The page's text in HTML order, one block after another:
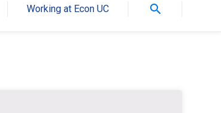
Working at Econ UC search